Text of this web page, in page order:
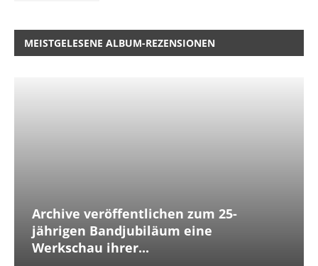
MEISTGELESENE ALBUM-REZENSIONEN
Archive veröffentlichen zum 25-
jährigen Bandjubiläum eine
Werkschau ihrer...